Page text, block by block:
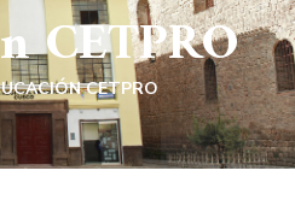
CETPRO
CETPRO